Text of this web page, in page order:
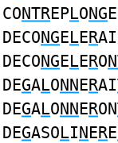
CONTREPLONG
DECONGELER
DECONGELERO
DEGALONNERAI
DEGALONNERON
DEGASOLINERE